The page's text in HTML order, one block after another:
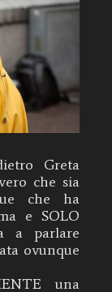
Greta
che sia
che ha
e SOLO
a parlare
ovunque
una